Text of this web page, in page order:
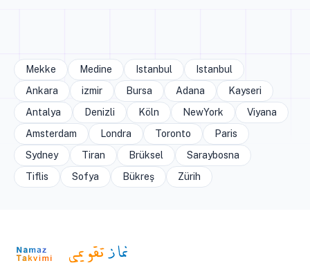
Mekke Medine Istanbul
Istanbul
Ankara
izmir Bursa Adana
Kayseri
Antalya
Denizli Köln NewYork
Viyana
Amsterdam
Londra Toronto
Paris
Sydney
Tiran Brüksel
Saraybosna
Tiflis
Sofya Bükreş Zürih